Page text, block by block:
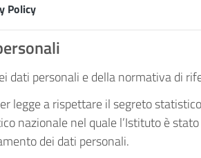
Policy
dati personali e della normativa di
legge a rispettare il segreto
nazionale nel quale l’Istituto è
dei dati personali.